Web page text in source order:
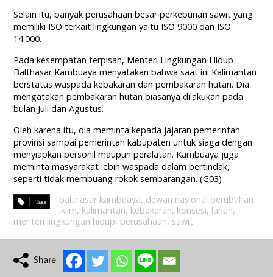
Selain itu, banyak perusahaan besar perkebunan sawit yang
memiliki ISO terkait lingkungan yaitu ISO 9000 dan ISO
14.000.
Pada kesempatan terpisah, Menteri Lingkungan Hidup
Balthasar Kambuaya menyatakan bahwa saat ini Kalimantan
berstatus waspada kebakaran dan pembakaran hutan. Dia
mengatakan pembakaran hutan biasanya dilakukan pada
bulan Juli dan Agustus.
Oleh karena itu, dia meminta kepada jajaran pemerintah
provinsi sampai pemerintah kabupaten untuk siaga dengan
menyiapkan personil maupun peralatan. Kambuaya juga
meminta masyarakat lebih waspada dalam bertindak,
seperti tidak membuang rokok sembarangan. (G03)
balthasar kambuaya, dewan nasional perubahan
iklim, kalimantan, kebakaran, konsesi, lahan,
menteri lingkungan hidup, perusahaan, sawit